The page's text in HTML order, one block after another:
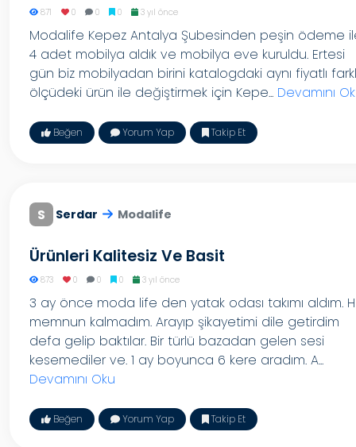
871 0 0 0 3 yıl önce
Modalife Kepez Antalya Şubesinden peşin ödeme
4 adet mobilya aldık ve mobilya eve kuruldu. Ertesi
gün biz mobilyadan birini katalogdaki aynı fiyatlı
ölçüdeki ürün ile değiştirmek için Kepe... Devamını
Beğen Yorum Yap Takip Et
S Serdar Modalife
Ürünleri Kalitesiz Ve Basit
873 0 0 0 3 yıl önce
3 ay önce moda life den yatak odası takımı aldım.
memnun kalmadım. Arayıp şikayetimi dile getirdim
defa gelip baktılar. Bir türlü bazadan gelen sesi
kesemediler ve. 1 ay boyunca 6 kere aradım. A...
Devamını Oku
Beğen Yorum Yap Takip Et